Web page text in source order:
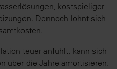
kostspieliger
Dennoch lohnt sich
teuer anfühlt, kann sich
über die Jahre amortisieren.